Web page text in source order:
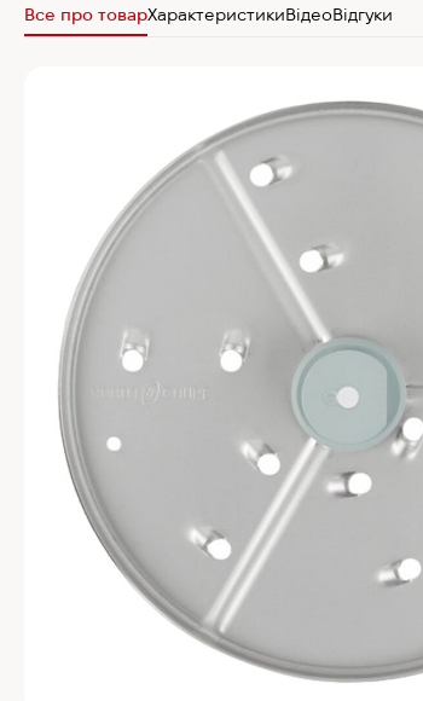
Все про товарХарактеристикиВідеоВідгуки